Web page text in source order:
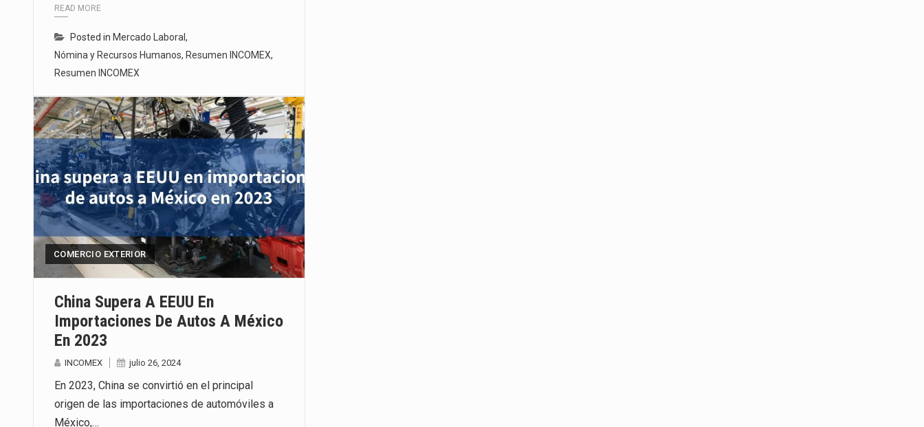
READ MORE
Posted in Mercado Laboral,
Nómina y Recursos Humanos, Resumen INCOMEX,
Resumen INCOMEX
COMERCIO EXTERIOR
China Supera A EEUU En
Importaciones De Autos A México
En 2023
INCOMEX julio 26, 2024
En 2023, China se convirtió en el principal
origen de las importaciones de automóviles a
México,…